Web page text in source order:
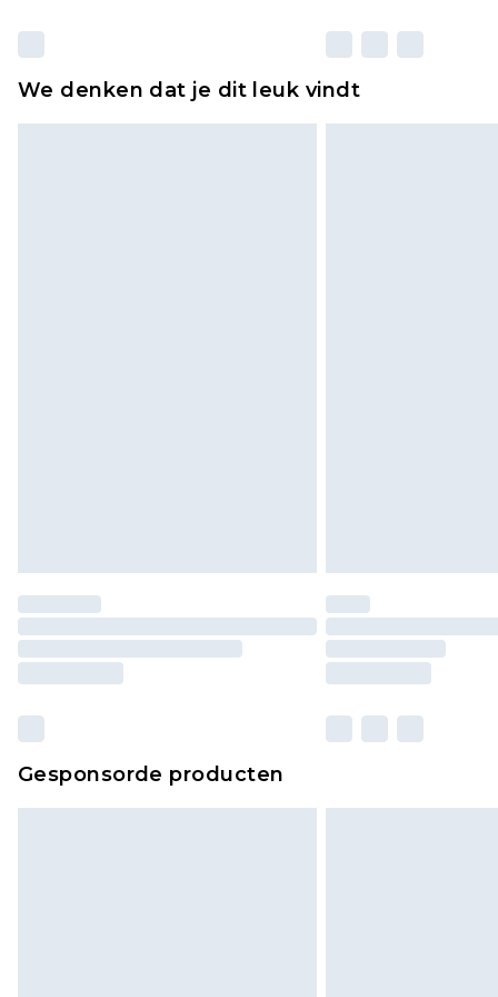
We denken dat je dit leuk vindt
Gesponsorde producten